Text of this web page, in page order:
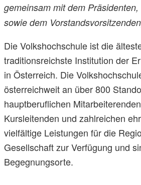
gemeinsam mit dem Präsidenten,
sowie dem
Die Volkshochschule ist die
traditionsreichste Institution der
in Österreich. Die
österreichweit an über 800
hauptberuflichen
Kursleitenden und zahlreichen
vielfältige Leistungen für die
Gesellschaft zur Verfügung und
Begegnungsorte.